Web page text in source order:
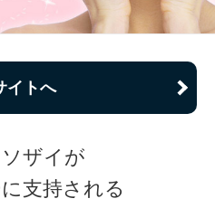
イトへ
ザイが
支持される